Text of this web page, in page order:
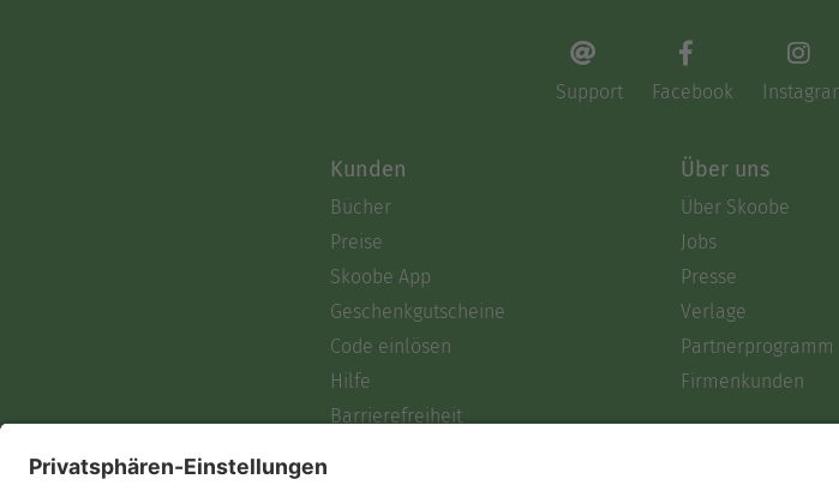
Support Facebook
Kunden
Bücher
Preise
Skoobe App
Geschenkgutscheine
Code einlösen
Hilfe
Barrierefreiheit
Über uns
Über Skoobe
Jobs
Presse
Verlage
Partnerprogramm
Firmenkunden